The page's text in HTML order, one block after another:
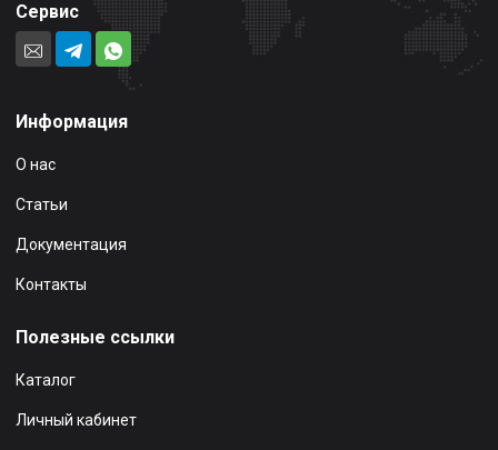
Сервис
Информация
О нас
Статьи
Документация
Контакты
Полезные ссылки
Каталог
Личный кабинет